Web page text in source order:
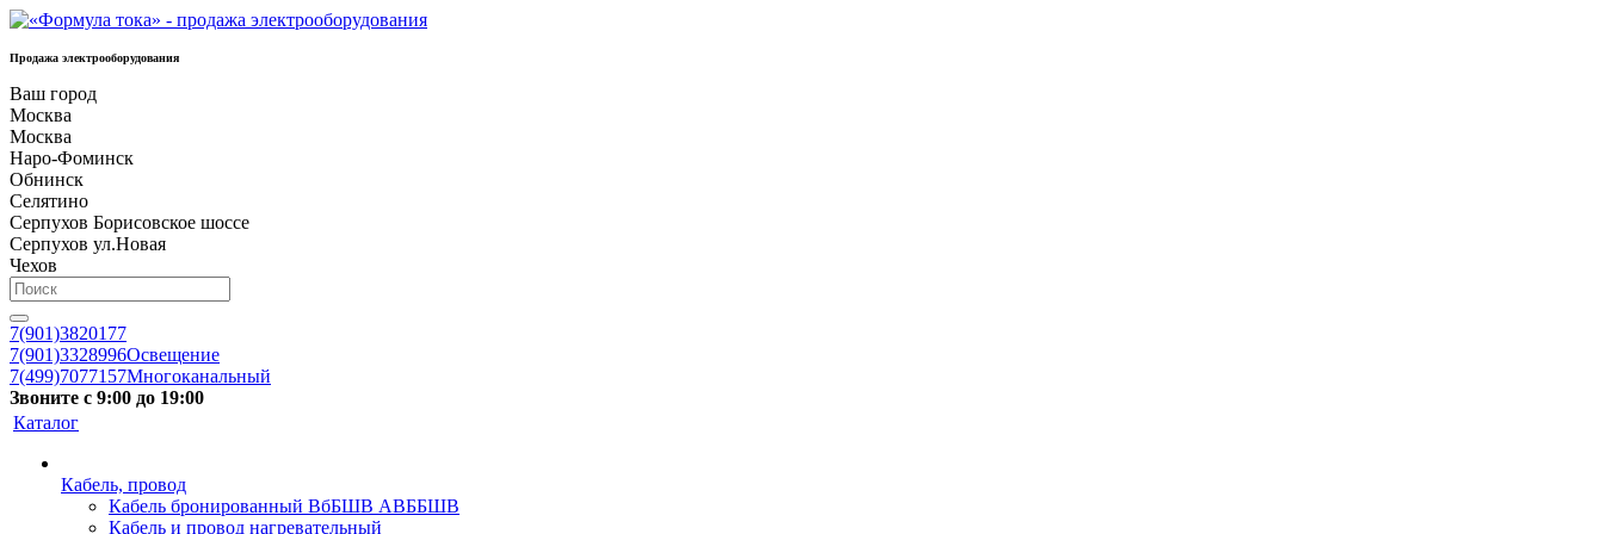
Продажа электрооборудования
Ваш город
Москва
Москва
Наро-Фоминск
Обнинск
Селятино
Серпухов Борисовское шоссе
Серпухов ул.Новая
Чехов
7(901)3820177
7(901)3328996Освещение
7(499)7077157Многоканальный
Звоните с 9:00 до 19:00
Каталог
Кабель, провод
Кабель бронированный ВбБШВ АВББШВ
Кабель и провод нагревательный